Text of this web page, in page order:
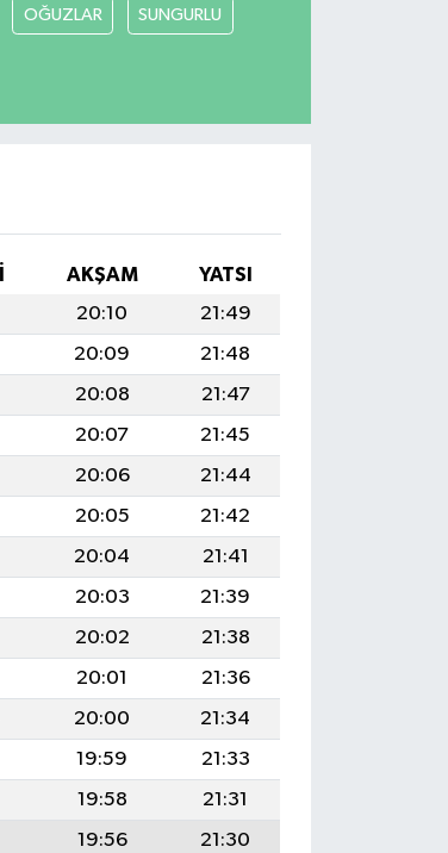
OĞUZLAR SUNGURLU
AKŞAM
YATSI
20:10
21:49
20:09
21:48
20:08
21:47
20:07
21:45
20:06
21:44
20:05
21:42
20:04
21:41
20:03
21:39
20:02
21:38
20:01
21:36
20:00
21:34
19:59
21:33
19:58
21:31
19:56
21:30